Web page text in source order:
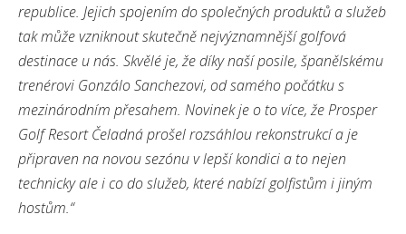
republice. Jejich spojením do společných produktů a služeb
tak může vzniknout skutečně nejvýznamnější golfová
destinace u nás. Skvělé je, že díky naší posile, španělskému
trenérovi Gonzálo Sanchezovi, od samého počátku s
mezinárodním přesahem. Novinek je o to více, že Prosper
Golf Resort Čeladná prošel rozsáhlou rekonstrukcí a je
připraven na novou sezónu v lepší kondici a to nejen
technicky ale i co do služeb, které nabízí golfistům i jiným
hostům.“